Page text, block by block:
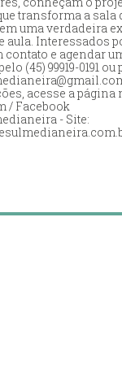
transforma a sala
uma verdadeira
aula. Interessados
contato e agendar
(45) 99919-0191 ou
acesse a página
/ Facebook
- Site: